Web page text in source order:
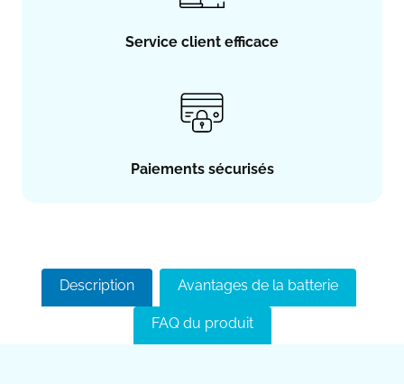
Service client efficace
Paiements sécurisés
Description Avantages de la batterie
FAQ du produit